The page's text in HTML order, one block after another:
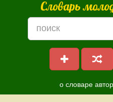
Словарь
о словаре